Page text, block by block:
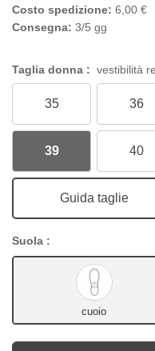
Costo spedizione: 6,00 €
Consegna: 3/5 gg
Taglia donna : vestibilità
35 36
39 40
Guida taglie
Suola :
cuoio